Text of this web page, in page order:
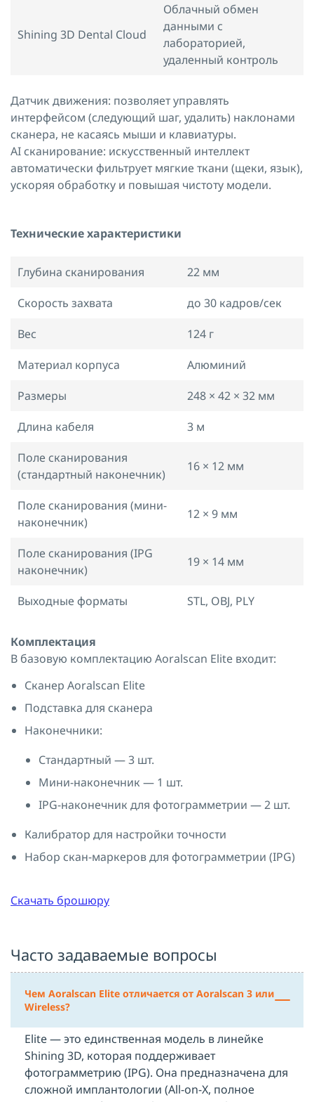
Shining 3D Dental Cloud
Облачный обмен
данными с
лабораторией,
удаленный контроль
Датчик движения: позволяет управлять
интерфейсом (следующий шаг, удалить) наклонами
сканера, не касаясь мыши и клавиатуры.
AI сканирование: искусственный интеллект
автоматически фильтрует мягкие ткани (щеки, язык),
ускоряя обработку и повышая чистоту модели.
Технические характеристики
Глубина сканирования
22 мм
Скорость захвата
до 30 кадров/сек
Вес
124 г
Материал корпуса
Алюминий
Размеры
248 × 42 × 32 мм
Длина кабеля
3 м
Поле сканирования
(стандартный наконечник)
16 × 12 мм
Поле сканирования (мини-
наконечник)
12 × 9 мм
Поле сканирования (IPG
наконечник)
19 × 14 мм
Выходные форматы STL, OBJ, PLY
Комплектация
В базовую комплектацию Aoralscan Elite входит:
Сканер Aoralscan Elite
Подставка для сканера
Наконечники:
Стандартный — 3 шт.
Мини-наконечник — 1 шт.
IPG-наконечник для фотограмметрии — 2 шт.
Калибратор для настройки точности
Набор скан-маркеров для фотограмметрии (IPG)
Скачать брошюру
Часто задаваемые вопросы
Чем Aoralscan Elite отличается от Aoralscan 3 или
Wireless?
Elite — это единственная модель в линейке
Shining 3D, которая поддерживает
фотограмметрию (IPG). Она предназначена для
сложной имплантологии (All-on-X, полное